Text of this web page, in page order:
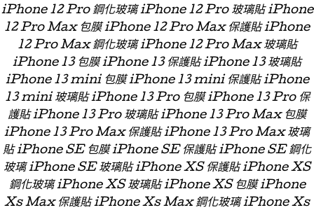
iPhone 12 Pro 鋼化玻璃 iPhone 12 Pro 玻璃貼 iPhone
12 Pro Max 包膜 iPhone 12 Pro Max 保護貼 iPhone
12 Pro Max 鋼化玻璃 iPhone 12 Pro Max 玻璃貼
iPhone 13 包膜 iPhone 13 保護貼 iPhone 13 玻璃貼
iPhone 13 mini 包膜 iPhone 13 mini 保護貼 iPhone
13 mini 玻璃貼 iPhone 13 Pro 包膜 iPhone 13 Pro 保
護貼 iPhone 13 Pro 玻璃貼 iPhone 13 Pro Max 包膜
iPhone 13 Pro Max 保護貼 iPhone 13 Pro Max 玻璃
貼 iPhone SE 包膜 iPhone SE 保護貼 iPhone SE 鋼化
玻璃 iPhone SE 玻璃貼 iPhone XS 保護貼 iPhone XS
鋼化玻璃 iPhone XS 玻璃貼 iPhone XS 包膜 iPhone
Xs Max 保護貼 iPhone Xs Max 鋼化玻璃 iPhone Xs